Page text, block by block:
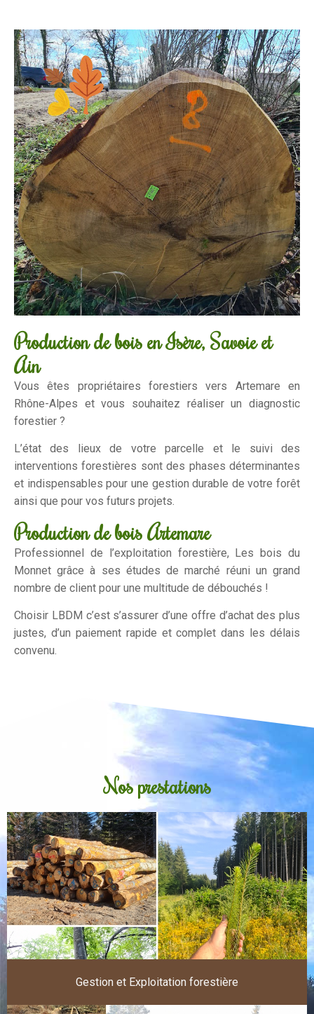
Production de bois en Isère, Savoie et
Ain
Vous êtes propriétaires forestiers vers Artemare en
Rhône-Alpes et vous souhaitez réaliser un diagnostic
forestier ?
L’état des lieux de votre parcelle et le suivi des
interventions forestières sont des phases déterminantes
et indispensables pour une gestion durable de votre forêt
ainsi que pour vos futurs projets.
Production de bois Artemare
Professionnel de l’exploitation forestière, Les bois du
Monnet grâce à ses études de marché réuni un grand
nombre de client pour une multitude de débouchés !
Choisir LBDM c’est s’assurer d’une offre d’achat des plus
justes, d’un paiement rapide et complet dans les délais
convenu.
Nos prestations
Gestion et Exploitation forestière